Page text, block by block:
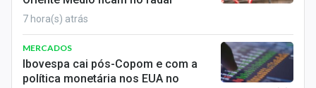
7 hora(s) atrás
MERCADOS
Ibovespa cai pós-Copom e com a
política monetária nos EUA no